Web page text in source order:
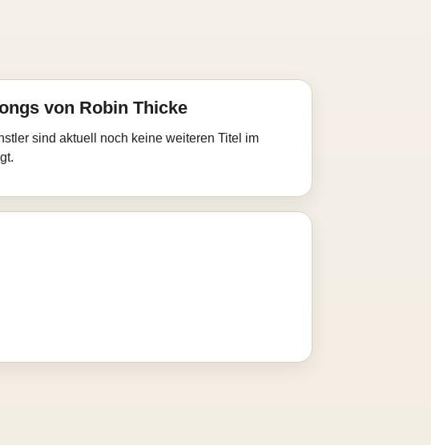
von Robin Thicke
sind aktuell noch keine weiteren Titel im